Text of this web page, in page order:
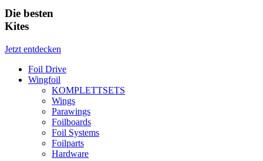
Die besten
Kites
Jetzt entdecken
Foil Drive
Wingfoil
KOMPLETTSETS
Wings
Parawings
Foilboards
Foil Systems
Foilparts
Hardware